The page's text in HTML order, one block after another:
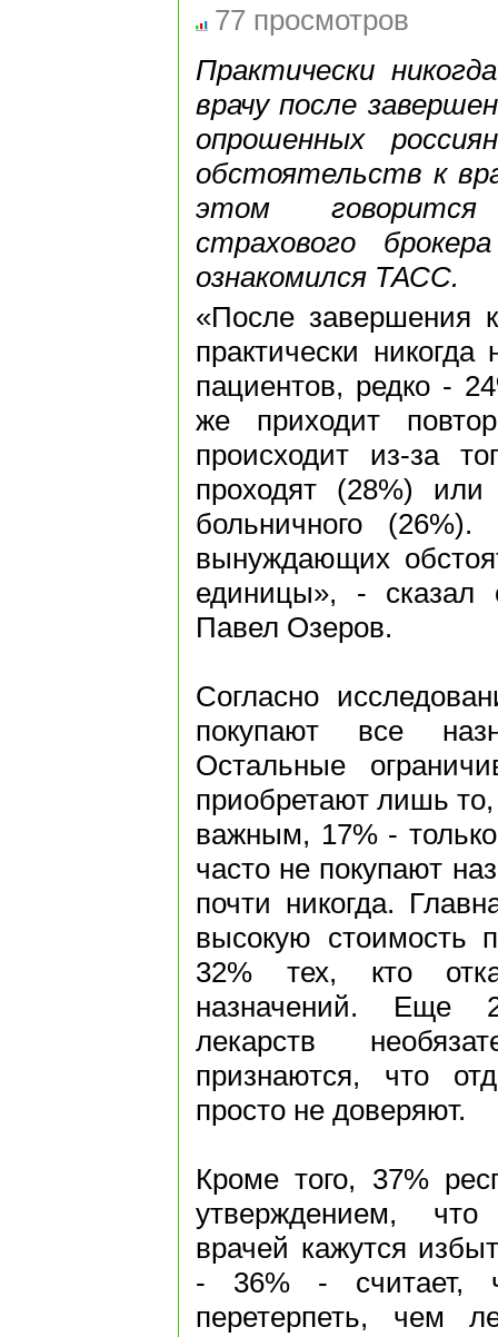
77 просмотров
Практически
врачу после
опрошенных
обстоятельств к
этом
страхового
ознакомился ТАСС.
«После завершения
практически
пациентов, редко -
же приходит
происходит из-за
проходят (28%) или
больничного (26%).
вынуждающих
единицы», - сказал
Павел Озеров.
Согласно
покупают все
Остальные
приобретают лишь
важным, 17% -
часто не покупают
почти никогда.
высокую стоимость
32% тех, кто
назначений. Еще
лекарств
признаются, что
просто не доверяют.
Кроме того, 37%
утверждением,
врачей кажутся
- 36% - считает,
перетерпеть, чем